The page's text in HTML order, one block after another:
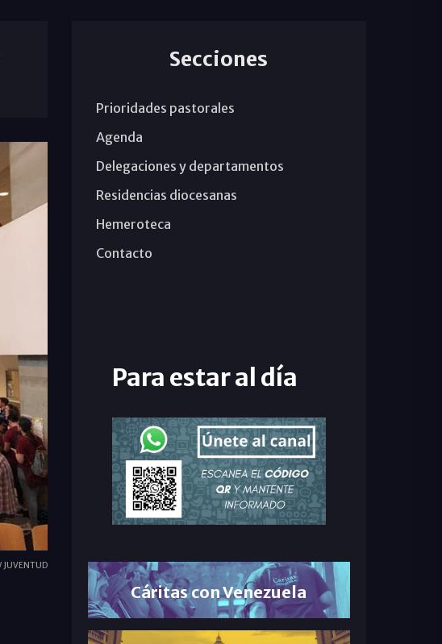
JUVENTUD
Secciones
Prioridades pastorales
Agenda
Delegaciones y departamentos
Residencias diocesanas
Hemeroteca
Contacto
Para estar al día
Cáritas con Venezuela